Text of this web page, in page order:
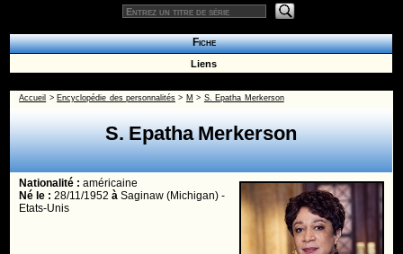
Fiche
Liens
Accueil > Encyclopédie des personnalités > M > S. Epatha Merkerson
S. Epatha Merkerson
Nationalité :américaine
Né le :28/11/1952à Saginaw (Michigan) -
Etats-Unis